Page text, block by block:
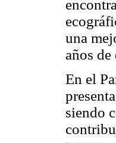
una
años de
En el
siendo